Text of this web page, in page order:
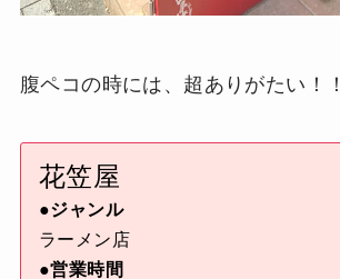
腹ペコの時には、超ありがたい！！
花笠屋
●ジャンル
ラーメン店
●営業時間